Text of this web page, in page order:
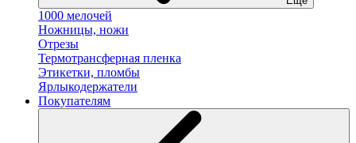
1000 мелочей
Ножницы, ножи
Отрезы
Термотрансферная пленка
Этикетки, пломбы
Ярлыкодержатели
Покупателям